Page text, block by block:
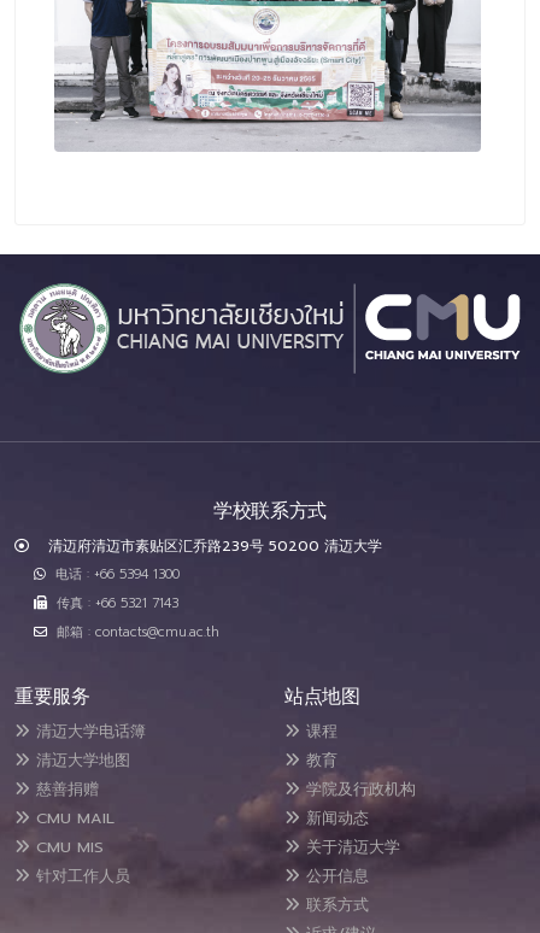
学校联系方式
清迈府清迈市素贴区汇乔路239号 50200 清迈大学
电话 : +66 5394 1300
传真 : +66 5321 7143
邮箱 : contacts@cmu.ac.th
重要服务
清迈大学电话簿
清迈大学地图
慈善捐赠
CMU MAIL
CMU MIS
针对工作人员
站点地图
课程
教育
学院及行政机构
新闻动态
关于清迈大学
公开信息
联系方式